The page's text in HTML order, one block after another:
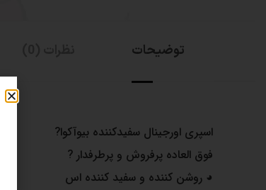
توضیحات
اسپری اورجینال سفیدکننده بیوآکوا?
فوق العاده پرفروش و پرطرفدار ?
◕ روشن کننده و سفید کننده اس